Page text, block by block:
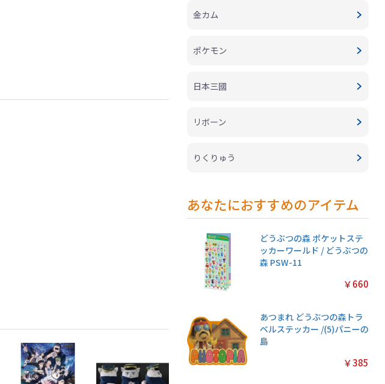
金カム
ポケモン
日本三國
リボーン
りくりゅう
あなたにおすすめのアイテム
どうぶつの森 ポケットステ
ッカーワールド / どうぶつの
森 PSW-11
￥660
あつまれ どうぶつの森トラ
ベルステッカー /(5)パニーの
島
￥385